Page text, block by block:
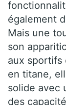
également
Mais une
son
aux sportifs
en titane,
solide avec
des